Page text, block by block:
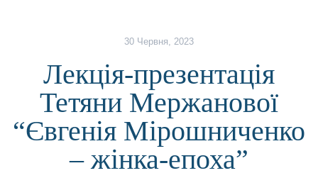
30 Червня, 2023
Лекція-презентація
Тетяни Мержанової
“Євгенія Мірошниченко
– жінка-епоха”